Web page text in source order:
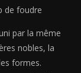
de foudre
par la même
nobles, la
formes.